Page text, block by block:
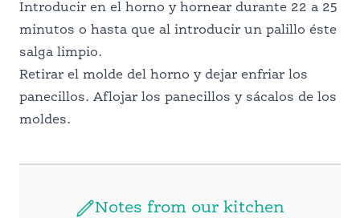
Introducir en el horno y hornear durante 22 a 25
minutos o hasta que al introducir un palillo éste
salga limpio.
Retirar el molde del horno y dejar enfriar los
panecillos. Aflojar los panecillos y sácalos de los
moldes.
Notes from our kitchen